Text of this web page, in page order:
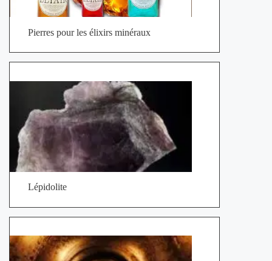
Pierres pour les élixirs minéraux
Lépidolite